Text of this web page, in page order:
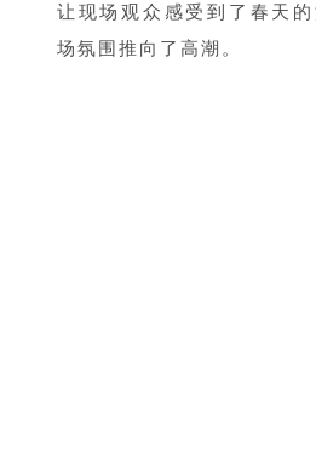
让现场观众感受到了春天
场氛围推向了高潮。